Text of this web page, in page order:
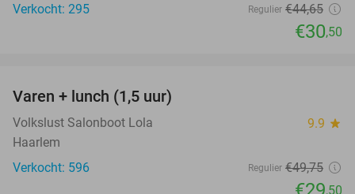
Verkocht: 295
Regulier €44,65
€30,50
Varen + lunch (1,5 uur)
Volkslust Salonboot Lola 9.9 star
Haarlem
Verkocht: 596
Regulier €49,75
,50